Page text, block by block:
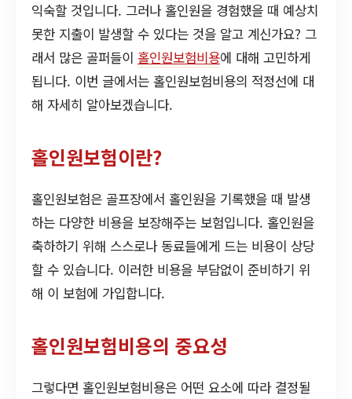
익숙할 것입니다. 그러나 홀인원을 경험했을 때 예상치
못한 지출이 발생할 수 있다는 것을 알고 계신가요? 그
래서 많은 골퍼들이 홀인원보험비용에 대해 고민하게
됩니다. 이번 글에서는 홀인원보험비용의 적정선에 대
해 자세히 알아보겠습니다.
홀인원보험이란?
홀인원보험은 골프장에서 홀인원을 기록했을 때 발생
하는 다양한 비용을 보장해주는 보험입니다. 홀인원을
축하하기 위해 스스로나 동료들에게 드는 비용이 상당
할 수 있습니다. 이러한 비용을 부담없이 준비하기 위
해 이 보험에 가입합니다.
홀인원보험비용의 중요성
그렇다면 홀인원보험비용은 어떤 요소에 따라 결정될